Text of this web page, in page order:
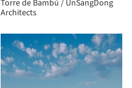
Torre de Bambú / UnSangDong
Architects